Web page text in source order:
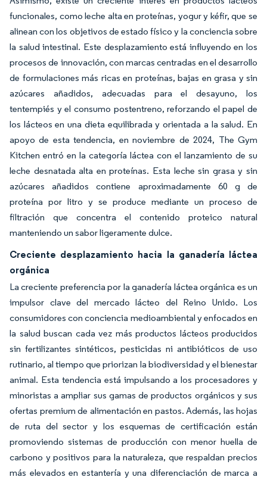
funcionales, como leche alta en proteínas, yogur y kéfir, que se
alinean con los objetivos de estado físico y la conciencia sobre
la salud intestinal. Este desplazamiento está influyendo en los
procesos de innovación, con marcas centradas en el desarrollo
de formulaciones más ricas en proteínas, bajas en grasa y sin
azúcares añadidos, adecuadas para el desayuno, los
tentempiés y el consumo postentreno, reforzando el papel de
los lácteos en una dieta equilibrada y orientada a la salud. En
apoyo de esta tendencia, en noviembre de 2024, The Gym
Kitchen entró en la categoría láctea con el lanzamiento de su
leche desnatada alta en proteínas. Esta leche sin grasa y sin
azúcares añadidos contiene aproximadamente 60 g de
proteína por litro y se produce mediante un proceso de
filtración que concentra el contenido proteico natural
manteniendo un sabor ligeramente dulce.
Creciente desplazamiento hacia la ganadería láctea
orgánica
La creciente preferencia por la ganadería láctea orgánica es un
impulsor clave del mercado lácteo del Reino Unido. Los
consumidores con conciencia medioambiental y enfocados en
la salud buscan cada vez más productos lácteos producidos
sin fertilizantes sintéticos, pesticidas ni antibióticos de uso
rutinario, al tiempo que priorizan la biodiversidad y el bienestar
animal. Esta tendencia está impulsando a los procesadores y
minoristas a ampliar sus gamas de productos orgánicos y sus
ofertas premium de alimentación en pastos. Además, las hojas
de ruta del sector y los esquemas de certificación están
promoviendo sistemas de producción con menor huella de
carbono y positivos para la naturaleza, que respaldan precios
más elevados en estantería y una diferenciación de marca a